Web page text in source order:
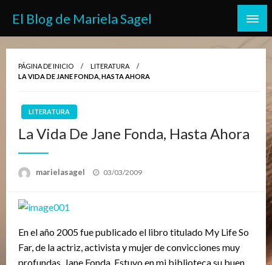
contenido
El Blog de Mariela Sagel
PÁGINA DE INICIO
LITERATURA
LA VIDA DE JANE FONDA, HASTA AHORA
LITERATURA
La Vida De Jane Fonda, Hasta Ahora
marielasagel
Publicado
03/03/2009
En el año 2005 fue publicado el libro titulado My Life So
Far, de la actriz, activista y mujer de convicciones muy
profundas, Jane Fonda. Estuvo en mi biblioteca su buen